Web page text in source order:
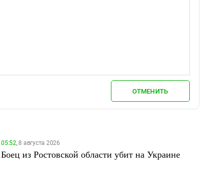
ОТМЕНИТЬ
05:52,8 августа 2026
Боец из Ростовской области убит на Украине